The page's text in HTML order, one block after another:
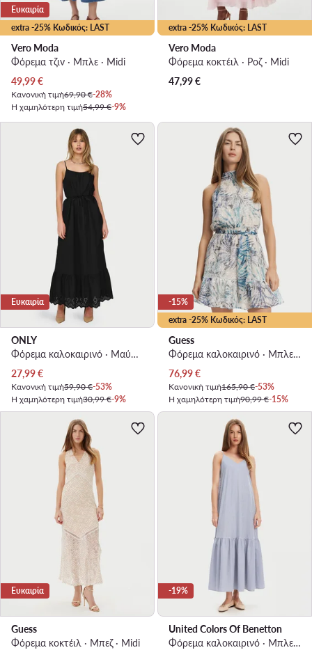
extra -25% Κωδικός: LAST
Ευκαιρία
Vero Moda
Φόρεμα τζιν · Μπλε · Midi
Τρέχουσα τιμή
49,99€
Κανονική τιμή69,90 €-28%
Η χαμηλότερη τιμή54,99 €-9%
extra -25% Κωδικός: LAST
Vero Moda
Φόρεμα κοκτέιλ · Ροζ · Midi
47,99€
Ευκαιρία
ONLY
Φόρεμα καλοκαιρινό · Μαύρο · Midi
Τρέχουσα τιμή
27,99€
Κανονική τιμή59,90 €-53%
Η χαμηλότερη τιμή30,99 €-9%
extra -25% Κωδικός: LAST
-15%
Guess
Φόρεμα καλοκαιρινό · Μπλε · Mini
Τρέχουσα τιμή
76,99€
Κανονική τιμή165,90 €-53%
Η χαμηλότερη τιμή90,99 €-15%
Ευκαιρία
Guess
Φόρεμα κοκτέιλ · Μπεζ · Midi
-19%
United Colors Of Benetton
Φόρεμα καλοκαιρινό · Μπλε · Maxi